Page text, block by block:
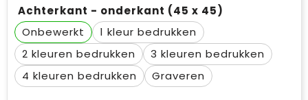
Achterkant - onderkant (45 x 45)
Onbewerkt
1
2
3
4
Graveren